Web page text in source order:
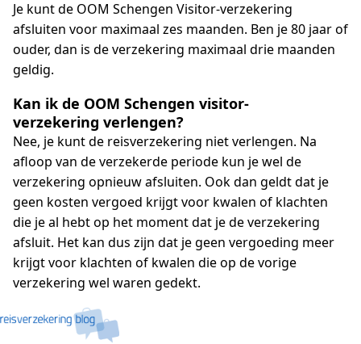
Je kunt de OOM Schengen Visitor-verzekering
afsluiten voor maximaal zes maanden. Ben je 80 jaar of
ouder, dan is de verzekering maximaal drie maanden
geldig.
Kan ik de OOM Schengen visitor-
verzekering verlengen?
Nee, je kunt de reisverzekering niet verlengen. Na
afloop van de verzekerde periode kun je wel de
verzekering opnieuw afsluiten. Ook dan geldt dat je
geen kosten vergoed krijgt voor kwalen of klachten
die je al hebt op het moment dat je de verzekering
afsluit. Het kan dus zijn dat je geen vergoeding meer
krijgt voor klachten of kwalen die op de vorige
verzekering wel waren gedekt.